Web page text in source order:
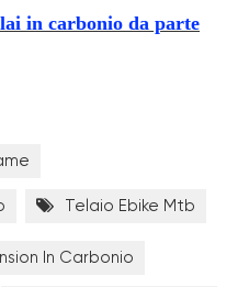
in carbonio da parte
Telaio Ebike Mtb
In Carbonio